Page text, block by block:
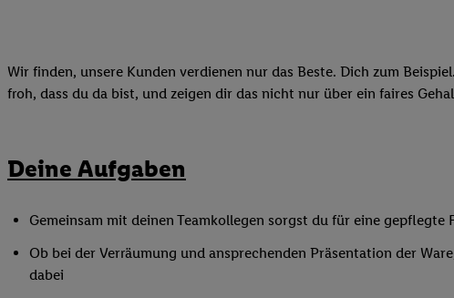
Wir finden, unsere Kunden verdienen nur das Beste. Dich zum
froh, dass du da bist, und zeigen dir das nicht nur über ein faires
Deine Aufgaben
Gemeinsam mit deinen Teamkollegen sorgst du für eine
Ob bei der Verräumung und ansprechenden Präsentation der
dabei